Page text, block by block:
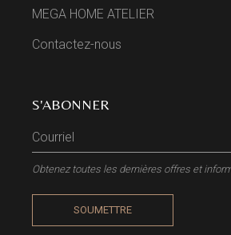
MEGA HOME ATELIER
Contactez-nous
S'ABONNER
Obtenez toutes les dernières offres et
SOUMETTRE